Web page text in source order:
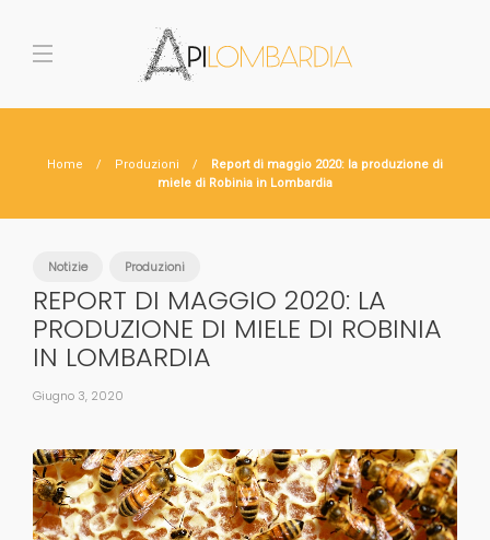
Home Produzioni
Report di maggio 2020: la produzione di
miele di Robinia in Lombardia
Notizie Produzioni
REPORT DI MAGGIO 2020: LA
PRODUZIONE DI MIELE DI ROBINIA
IN LOMBARDIA
Giugno 3, 2020